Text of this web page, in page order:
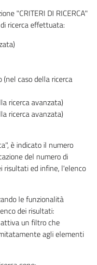
"CRITERI DI RICERCA"
ricerca effettuata:
caso della ricerca
ricerca avanzata)
ricerca avanzata)
è indicato il numero
del numero di
risultati ed infine, l'elenco
le funzionalità
dei risultati:
un filtro che
agli elementi